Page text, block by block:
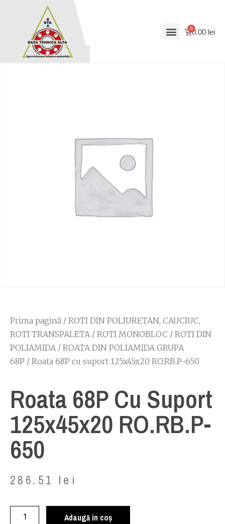
0.00 lei
Prima pagină / ROTI DIN POLIURETAN, CAUCIUC,
ROTI TRANSPALETA/ ROTI MONOBLOC / ROTI DIN
POLIAMIDA/ ROATA DIN POLIAMIDA GRUPA
68P / Roata 68P cu suport 125x45x20 RO.RB.P-650
Roata 68P Cu Suport
125x45x20 RO.RB.P-
650
286.51 lei
Adaugă în coș